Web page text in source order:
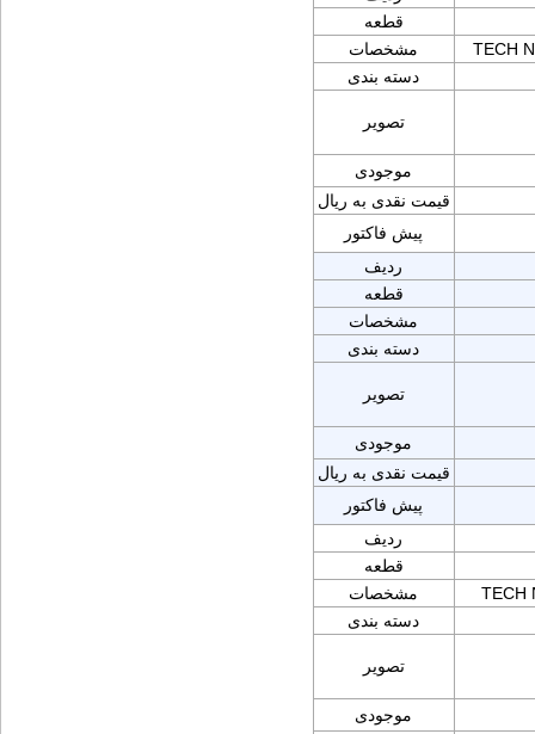
قطعه
مشخصات
TECH
دسته بندی
تصویر
موجودی
قیمت نقدی به ریال
پیش فاکتور
ردیف
قطعه
مشخصات
دسته بندی
تصویر
موجودی
قیمت نقدی به ریال
پیش فاکتور
ردیف
قطعه
مشخصات
TECH
دسته بندی
تصویر
موجودی